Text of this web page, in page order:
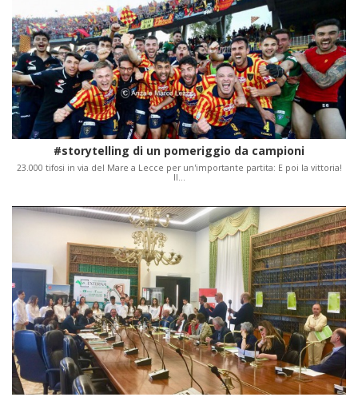
#storytelling di un pomeriggio da campioni
23.000 tifosi in via del Mare a Lecce per un'importante partita: E poi la vittoria!
Il…